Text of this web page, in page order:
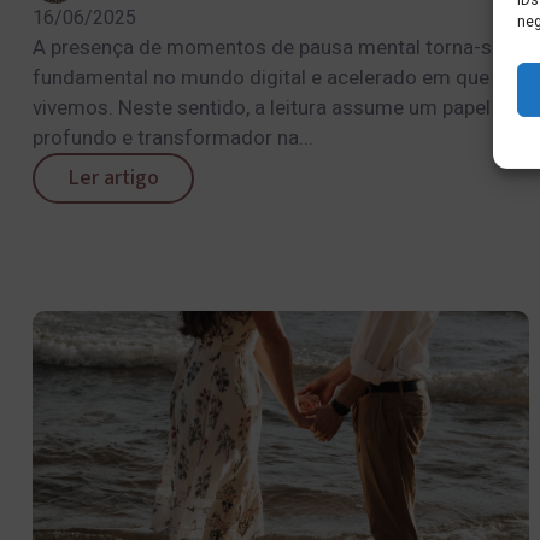
16/06/2025
A presença de momentos de pausa mental torna-se
fundamental no mundo digital e acelerado em que
vivemos. Neste sentido, a leitura assume um papel
profundo e transformador na...
Ler artigo